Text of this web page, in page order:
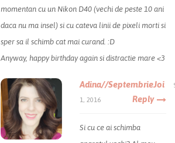
momentan cu un Nikon D40 (vechi de peste 10 ani
daca nu ma insel) si cu cateva linii de pixeli morti si
sper sa il schimb cat mai curand. :D
Anyway, happy birthday again si distractie mare <3
Adina//SeptembrieJoi
1, 2016 Reply
Si cu ce ai schimba